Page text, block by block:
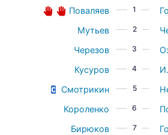
Поваляев
1
Мутьев
2
Черезов
3
Кусуров
4
Смотрикин
5
Короленко
6
Бирюков
7